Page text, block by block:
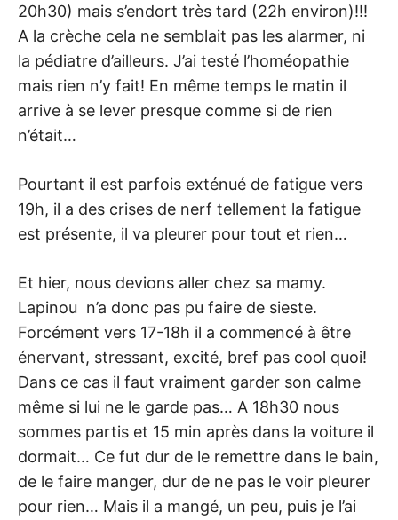
20h30) mais s’endort très tard (22h environ)!!!
A la crèche cela ne semblait pas les alarmer, ni
la pédiatre d’ailleurs. J’ai testé l’homéopathie
mais rien n’y fait! En même temps le matin il
arrive à se lever presque comme si de rien
n’était…
Pourtant il est parfois exténué de fatigue vers
19h, il a des crises de nerf tellement la fatigue
est présente, il va pleurer pour tout et rien…
Et hier, nous devions aller chez sa mamy.
Lapinou n’a donc pas pu faire de sieste.
Forcément vers 17-18h il a commencé à être
énervant, stressant, excité, bref pas cool quoi!
Dans ce cas il faut vraiment garder son calme
même si lui ne le garde pas… A 18h30 nous
sommes partis et 15 min après dans la voiture il
dormait… Ce fut dur de le remettre dans le bain,
de le faire manger, dur de ne pas le voir pleurer
pour rien… Mais il a mangé, un peu, puis je l’ai